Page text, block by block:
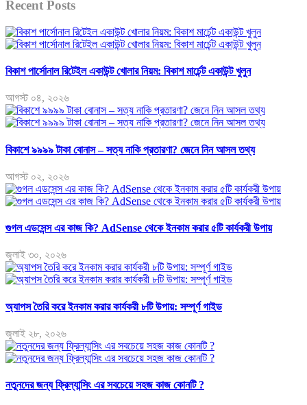
Recent Posts
বিকাশ পার্সোনাল রিটেইল একাউন্ট খোলার নিয়ম: বিকাশ মার্চেন্ট একাউন্ট খুলুন
আগস্ট ০৪, ২০২৬
বিকাশে ৯৯৯৯ টাকা বোনাস – সত্য নাকি প্রতারণা? জেনে নিন আসল তথ্য
আগস্ট ০২, ২০২৬
গুগল এডসেন্স এর কাজ কি? AdSense থেকে ইনকাম করার ৫টি কার্যকরী উপায়
জুলাই ৩০, ২০২৬
অ্যাপস তৈরি করে ইনকাম করার কার্যকরী ৮টি উপায়: সম্পূর্ণ গাইড
জুলাই ২৮, ২০২৬
নতুনদের জন্য ফ্রিল্যান্সিং এর সবচেয়ে সহজ কাজ কোনটি ?